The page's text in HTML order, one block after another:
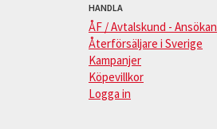
HANDLA
ÅF / Avtalskund - Ansökan
Återförsäljare i Sverige
Kampanjer
Köpevillkor
Logga in